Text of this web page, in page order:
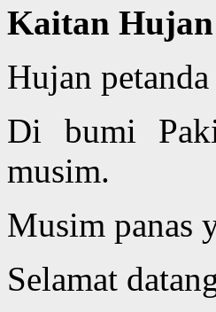
Kaitan
Hujan
Di bumi
musim.
Musim panas
Selamat